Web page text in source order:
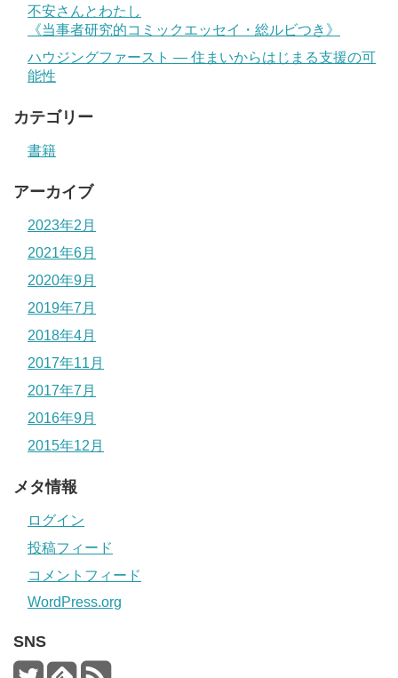
不安さんとわたし
《当事者研究的コミックエッセイ・総ルビつき》
ハウジングファースト ― 住まいからはじまる支援の可
能性
カテゴリー
書籍
アーカイブ
2023年2月
2021年6月
2020年9月
2019年7月
2018年4月
2017年11月
2017年7月
2016年9月
2015年12月
メタ情報
ログイン
投稿フィード
コメントフィード
WordPress.org
SNS